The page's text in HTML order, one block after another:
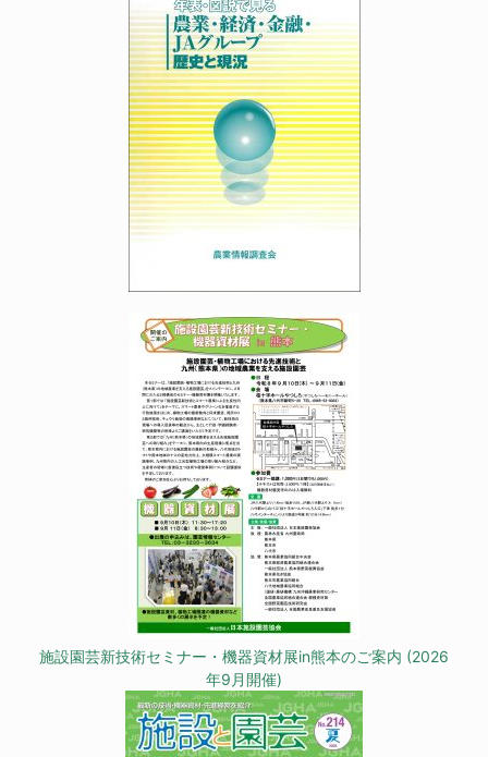
施設園芸新技術セミナー・機器資材展in熊本のご案内 (2026
年9月開催)